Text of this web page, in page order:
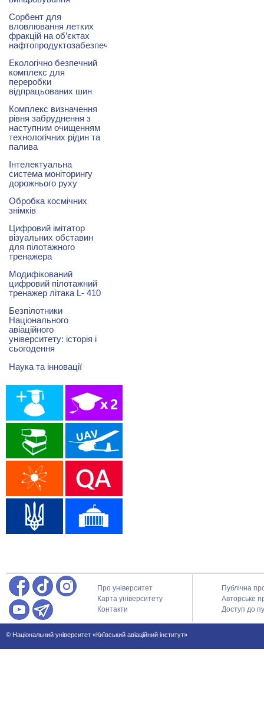
Сорбент для
вловлювання летких
фракцій на об’єктах
нафтопродуктозабезпечення
Екологічно безпечний
комплекс для
переробки
відпрацьованих шин
Комплекс визначення
рівня забруднення з
наступним очищенням
технологічних рідин та
палива
Інтелектуальна
система моніторингу
дорожнього руху
Обробка космічних
знімків
Цифровий імітатор
візуальних обставин
для пілотажного
тренажера
Модифікований
цифровий пілотажний
тренажер літака L- 410
Безпілотники
Національного
авіаційного
університету: історія і
сьогодення
Наука та інновації
Про університет
Карта університету
Контакти
Публічна
Авторське
Доступ до
© Національний університет «Київський авіаційний інститут»